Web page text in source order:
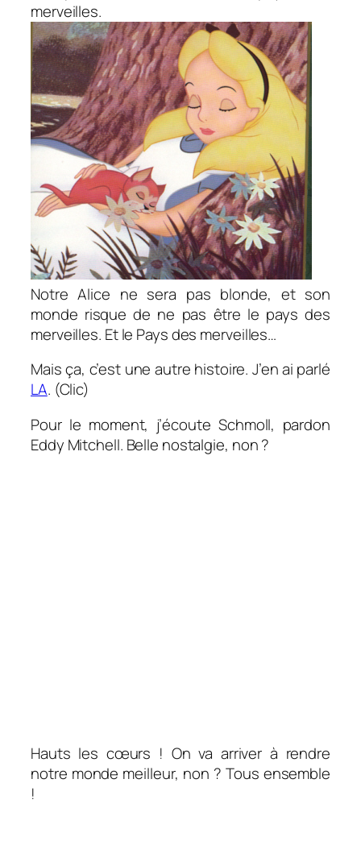
merveilles.
Notre Alice ne sera pas blonde, et son
monde risque de ne pas être le pays des
merveilles. Et le Pays des merveilles…
Mais ça, c’est une autre histoire. J’en ai parlé
LA. (Clic)
Pour le moment, j’écoute Schmoll, pardon
Eddy Mitchell. Belle nostalgie, non ?
Hauts les cœurs ! On va arriver à rendre
notre monde meilleur, non ? Tous ensemble
!